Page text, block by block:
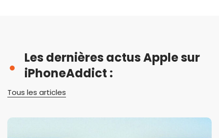
Les dernières actus Apple sur
iPhoneAddict :
Tous les articles